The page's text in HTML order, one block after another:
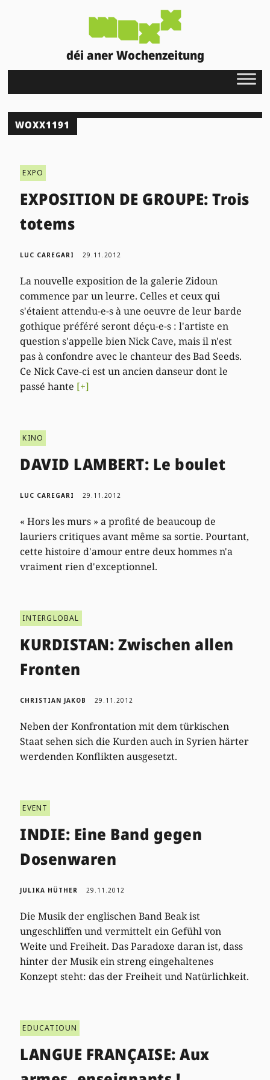
déi aner Wochenzeitung
WOXX1191
EXPO
EXPOSITION DE GROUPE: Trois
totems
LUC CAREGARI 29.11.2012
La nouvelle exposition de la galerie Zidoun
commence par un leurre. Celles et ceux qui
s'étaient attendu-e-s à une oeuvre de leur barde
gothique préféré seront déçu-e-s : l'artiste en
question s'appelle bien Nick Cave, mais il n'est
pas à confondre avec le chanteur des Bad Seeds.
Ce Nick Cave-ci est un ancien danseur dont le
passé hante [+]
KINO
DAVID LAMBERT: Le boulet
LUC CAREGARI 29.11.2012
« Hors les murs » a profité de beaucoup de
lauriers critiques avant même sa sortie. Pourtant,
cette histoire d'amour entre deux hommes n'a
vraiment rien d'exceptionnel.
INTERGLOBAL
KURDISTAN: Zwischen allen
Fronten
CHRISTIAN JAKOB 29.11.2012
Neben der Konfrontation mit dem türkischen
Staat sehen sich die Kurden auch in Syrien härter
werdenden Konflikten ausgesetzt.
EVENT
INDIE: Eine Band gegen
Dosenwaren
JULIKA HÜTHER 29.11.2012
Die Musik der englischen Band Beak ist
ungeschliffen und vermittelt ein Gefühl von
Weite und Freiheit. Das Paradoxe daran ist, dass
hinter der Musik ein streng eingehaltenes
Konzept steht: das der Freiheit und Natürlichkeit.
EDUCATIOUN
LANGUE FRANÇAISE: Aux